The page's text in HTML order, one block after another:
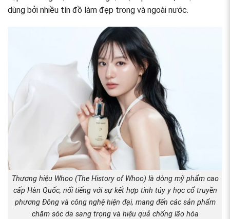
dùng bởi nhiều tín đồ làm đẹp trong và ngoài nước.
Thương hiệu Whoo (The History of Whoo) là dòng mỹ phẩm cao
cấp Hàn Quốc, nổi tiếng với sự kết hợp tinh túy y học cổ truyền
phương Đông và công nghệ hiện đại, mang đến các sản phẩm
chăm sóc da sang trọng và hiệu quả chống lão hóa